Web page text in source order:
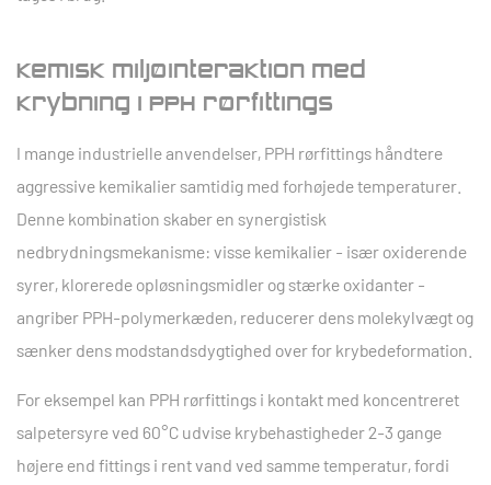
Kemisk miljøinteraktion med
krybning i PPH rørfittings
I mange industrielle anvendelser, PPH rørfittings håndtere
aggressive kemikalier samtidig med forhøjede temperaturer.
Denne kombination skaber en synergistisk
nedbrydningsmekanisme: visse kemikalier - især oxiderende
syrer, klorerede opløsningsmidler og stærke oxidanter -
angriber PPH-polymerkæden, reducerer dens molekylvægt og
sænker dens modstandsdygtighed over for krybedeformation.
For eksempel kan PPH rørfittings i kontakt med koncentreret
salpetersyre ved 60°C udvise krybehastigheder2-3 gange
højere end fittings i rent vand ved samme temperatur, fordi